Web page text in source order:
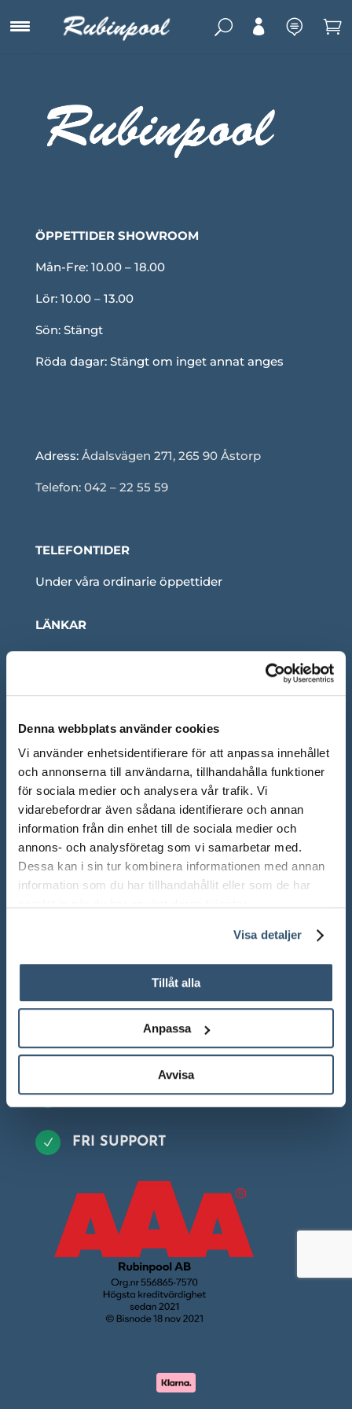
Denna webbplats använder cookies
Vi använder enhetsidentifierare för att anpassa innehållet
och annonserna till användarna, tillhandahålla funktioner
för sociala medier och analysera vår trafik. Vi
vidarebefordrar även sådana identifierare och annan
information från din enhet till de sociala medier och
annons- och analysföretag som vi samarbetar med.
Dessa kan i sin tur kombinera informationen med annan
information som du har tillhandahållit eller som de har
Visa detaljer
Tillåt alla
Anpassa
Avvisa
U   
ÖPPETTIDER SHOWROOM
Mån-Fre: 10.00 – 18.00
Lör: 10.00 – 13.00
Sön: Stängt
Röda dagar: Stängt om inget annat anges
Adress: Ådalsvägen 271, 265 90 Åstorp
Telefon: 042 – 22 55 59
TELEFONTIDER
Under våra ordinarie öppettider
LÄNKAR
Om oss
Kontakta oss
Manualer
Köpvillkor
Cashback
Svensk PP pooltillverkning
N SNABBA LEVERANSER
N TRYGG HANDEL
N FRI SUPPORT